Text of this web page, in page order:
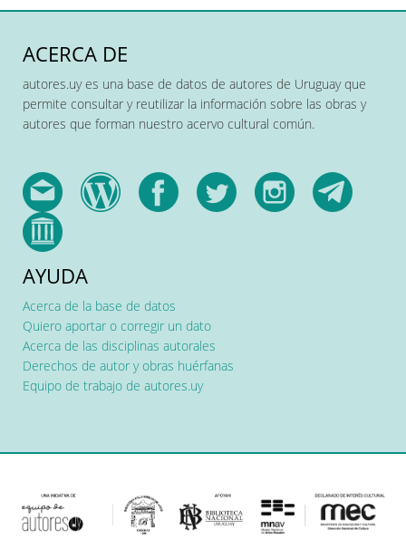
ACERCA DE
autores.uy es una base de datos de autores de Uruguay que
permite consultar y reutilizar la información sobre las obras y
autores que forman nuestro acervo cultural común.
AYUDA
Acerca de la base de datos
Quiero aportar o corregir un dato
Acerca de las disciplinas autorales
Derechos de autor y obras huérfanas
Equipo de trabajo de autores.uy